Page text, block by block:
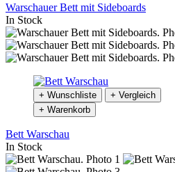
Warschauer Bett mit Sideboards
In Stock
+ Wunschliste
+ Vergleich
+ Warenkorb
Bett Warschau
In Stock